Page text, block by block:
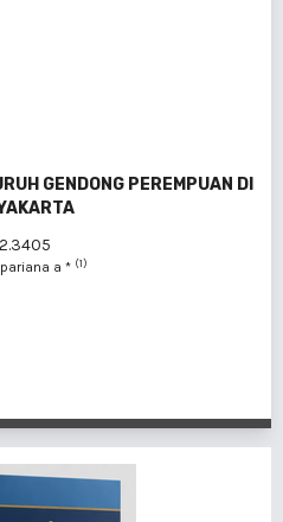
GENDONG PEREMPUAN DI
a * (1)